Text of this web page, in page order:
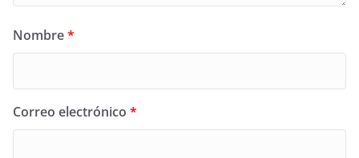
Nombre*
Correo electrónico *